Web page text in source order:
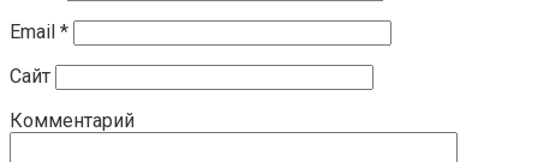
Email *
Сайт
Комментарий